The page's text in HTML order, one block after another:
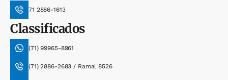
71 2886-1613
Classificados
(71) 99965-8961
(71) 2886-2683 / Ramal 8526